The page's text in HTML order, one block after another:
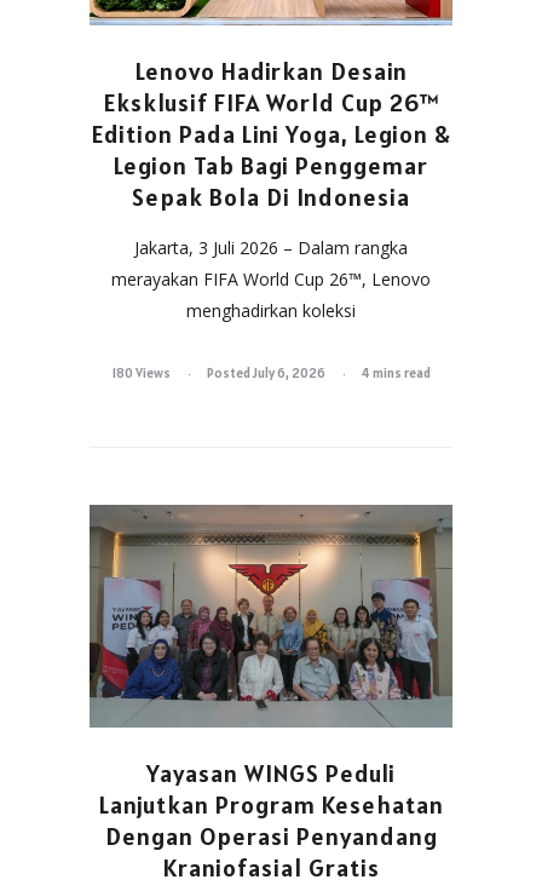
Lenovo Hadirkan Desain
Eksklusif FIFA World Cup 26™
Edition Pada Lini Yoga, Legion &
Legion Tab Bagi Penggemar
Sepak Bola Di Indonesia
Jakarta, 3 Juli 2026 – Dalam rangka
merayakan FIFA World Cup 26™, Lenovo
menghadirkan koleksi
180 Views Posted July 6, 2026 4 mins read
Yayasan WINGS Peduli
Lanjutkan Program Kesehatan
Dengan Operasi Penyandang
Kraniofasial Gratis